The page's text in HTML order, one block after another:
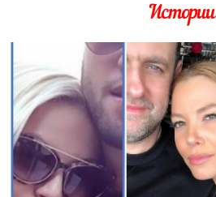
Истории